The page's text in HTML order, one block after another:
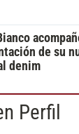
de su
denim
Perfil